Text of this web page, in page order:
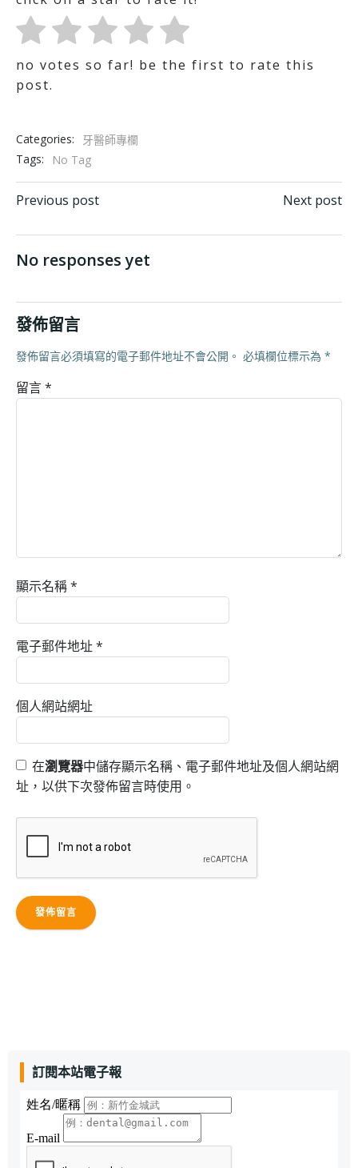
no votes so far! be the first to rate this
post.
Categories:
牙醫師專欄
Tags:
No Tag
Previous post Next post
No responses yet
發佈留言
發佈留言必須填寫的電子郵件地址不會公開。 必填欄位標示為 *
留言*
顯示名稱*
電子郵件地址*
個人網站網址
在瀏覽器中儲存顯示名稱、電子郵件地址及個人網站網
址，以供下次發佈留言時使用。
訂閱本站電子報